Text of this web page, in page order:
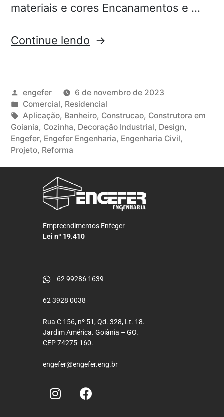
materiais e cores Encanamentos e …
Continue lendo
engefer
6 de novembro de 2023
Comercial, Residencial
Aplicação, Banheiro, Construcao, Construtora em
Goiania, Cozinha, Decoração Industrial, Design,
Engefer, Engefer Engenharia, Engenharia Civil,
Projeto, Reforma
Empreendimentos Enfeger
Lei nº 19.410
62 99286 1639
62 3928 0038
Rua C 156, nº 51, Qd. 328, Lt. 18.
Jardim América. Goiânia – GO.
CEP 74275-160.
engefer@engefer.eng.br